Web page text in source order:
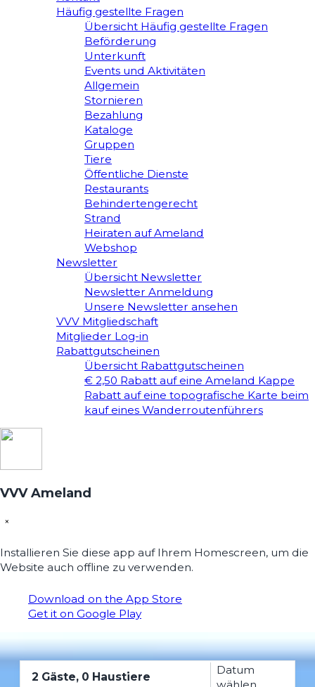
Häufig gestellte Fragen
Übersicht Häufig gestellte Fragen
Beförderung
Unterkunft
Events und Aktivitäten
Allgemein
Stornieren
Bezahlung
Kataloge
Gruppen
Tiere
Öffentliche Dienste
Restaurants
Behindertengerecht
Strand
Heiraten auf Ameland
Webshop
Newsletter
Übersicht Newsletter
Newsletter Anmeldung
Unsere Newsletter ansehen
VVV Mitgliedschaft
Mitglieder Log-in
Rabattgutscheinen
Übersicht Rabattgutscheinen
€ 2,50 Rabatt auf eine Ameland Kappe
Rabatt auf eine topografische Karte beim
kauf eines Wanderroutenführers
VVV Ameland
×
Installieren Sie diese app auf Ihrem Homescreen, um die
Website auch offline zu verwenden.
Download on the App Store
Get it on Google Play
2 Gäste, 0 Haustiere
Datum